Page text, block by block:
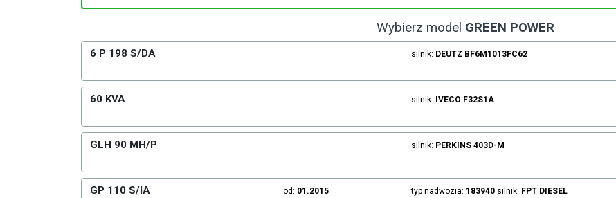
Wybierz model GREEN POWER
6 P 198 S/DA silnik: DEUTZ BF6M1013FC62
60 KVA silnik: IVECO F32S1A
GLH 90 MH/P silnik: PERKINS 403D-M
GP 110 S/IA od: 01.2015 typ nadwozia: 183940 silnik: FPT DIESEL